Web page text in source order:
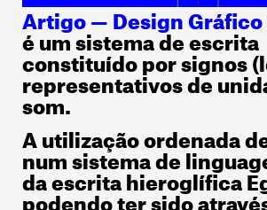
Artigo — Design Gráfico
é um sistema de escrita
constituído por signos
representativos de
som.
A utilização ordenada
num sistema de
da escrita hieroglífica
podendo ter sido